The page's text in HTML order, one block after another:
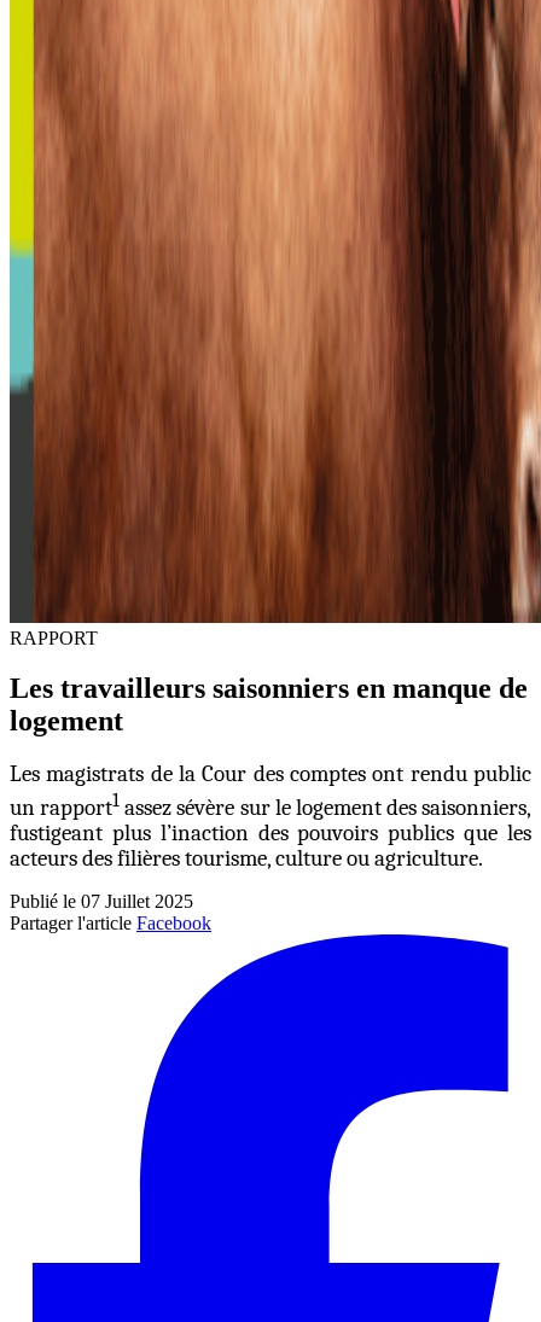
RAPPORT
Les travailleurs saisonniers en manque de
logement
Les magistrats de la Cour des comptes ont rendu public
un rapport1 assez sévère sur le logement des saisonniers,
fustigeant plus l’inaction des pouvoirs publics que les
acteurs des filières tourisme, culture ou agriculture.
Publié le 07 Juillet 2025
Partager l'article Facebook